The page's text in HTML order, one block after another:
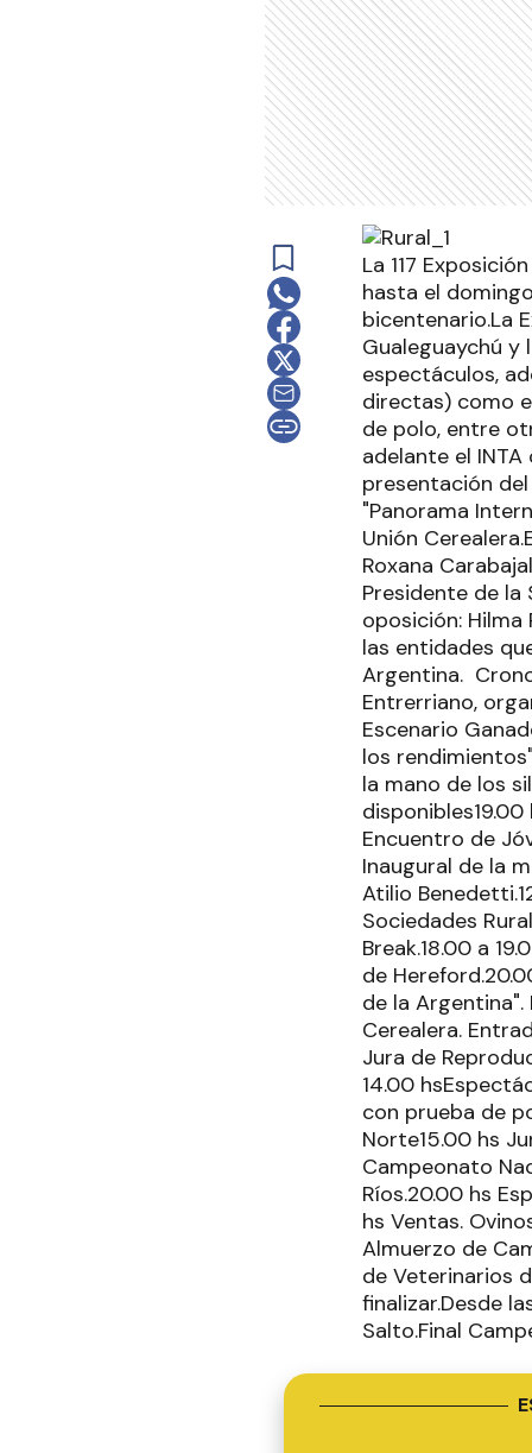
La 117
hasta el
bicentenario.La
Gualeguaychú
espectáculos,
directas) como
de polo, entre
adelante el
presentación
"Panorama
Unión
Roxana
Presidente de
oposición:
las entidades
Argentina.
Entrerriano,
Escenario
los
la mano de los
Encuentro de
Inaugural de la
Atilio
Sociedades
Break.18.00 a
de
de la
Cerealera.
Jura de
14.00
con prueba de
Norte15.00 hs
Campeonato
Ríos.20.00 hs
hs Ventas.
Almuerzo de
de Veterinarios
finalizar.Desde
Salto.Final